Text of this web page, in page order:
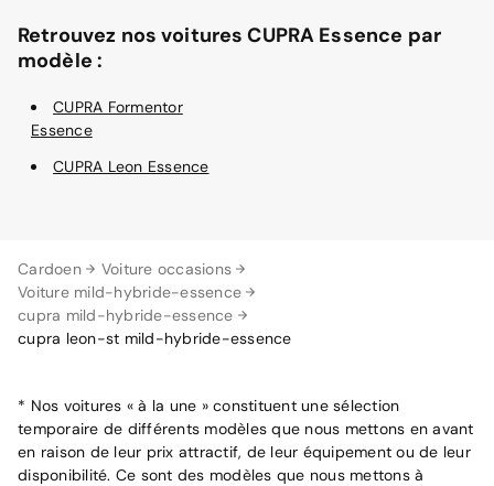
Cardoen
Voiture occasions
Voiture mild-hybride-essence
cupra mild-hybride-essence
cupra leon-st mild-hybride-essence
Retrouvez nos voitures CUPRA Essence par
modèle :
CUPRA Formentor
Essence
CUPRA Leon Essence
* Nos voitures « à la une » constituent une sélection
temporaire de différents modèles que nous mettons en avant
en raison de leur prix attractif, de leur équipement ou de leur
disponibilité. Ce sont des modèles que nous mettons à